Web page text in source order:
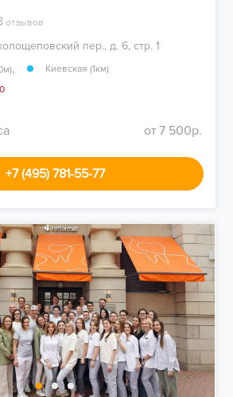
отзывов
пер., д. 6, стр. 1
,
Киевская (1км)
от 7 500р.
+7 (495) 781-55-77